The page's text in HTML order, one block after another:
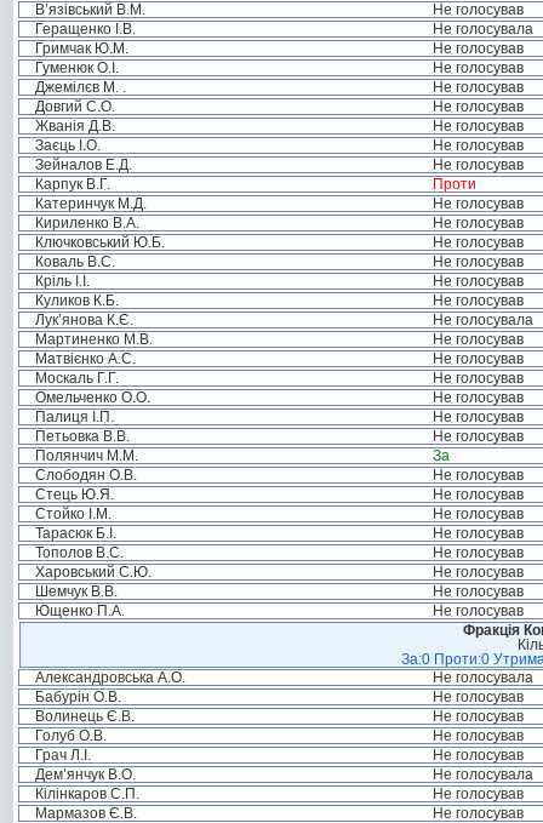
В’язівський В.М.
Не голосував
Геращенко І.В.
Не голосувала
Гримчак Ю.М.
Не голосував
Гуменюк О.І.
Не голосував
Джемілєв М. .
Не голосував
Довгий С.О.
Не голосував
Жванія Д.В.
Не голосував
Заєць І.О.
Не голосував
Зейналов Е.Д.
Не голосував
Карпук В.Г.
Проти
Катеринчук М.Д.
Не голосував
Кириленко В.А.
Не голосував
Ключковський Ю.Б.
Не голосував
Коваль В.С.
Не голосував
Кріль І.І.
Не голосував
Куликов К.Б.
Не голосував
Лук’янова К.Є.
Не голосувала
Мартиненко М.В.
Не голосував
Матвієнко А.С.
Не голосував
Москаль Г.Г.
Не голосував
Омельченко О.О.
Не голосував
Палиця І.П.
Не голосував
Петьовка В.В.
Не голосував
Полянчич М.М.
За
Слободян О.В.
Не голосував
Стець Ю.Я.
Не голосував
Стойко І.М.
Не голосував
Тарасюк Б.І.
Не голосував
Тополов В.С.
Не голосував
Харовський С.Ю.
Не голосував
Шемчук В.В.
Не голосував
Ющенко П.А.
Не голосував
Фракція
За:0 Проти:0
Александровська А.О.
Не голосувала
Бабурін О.В.
Не голосував
Волинець Є.В.
Не голосував
Голуб О.В.
Не голосував
Грач Л.І.
Не голосував
Дем’янчук В.О.
Не голосувала
Кілінкаров С.П.
Не голосував
Мармазов Є.В.
Не голосував